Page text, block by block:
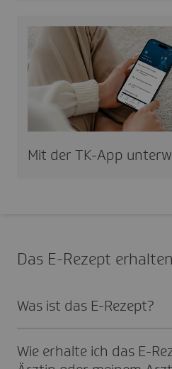
Mit der TK-App
Das E-Rezept erhalten
Was ist das E-Rezept?
Wie erhalte ich das E-